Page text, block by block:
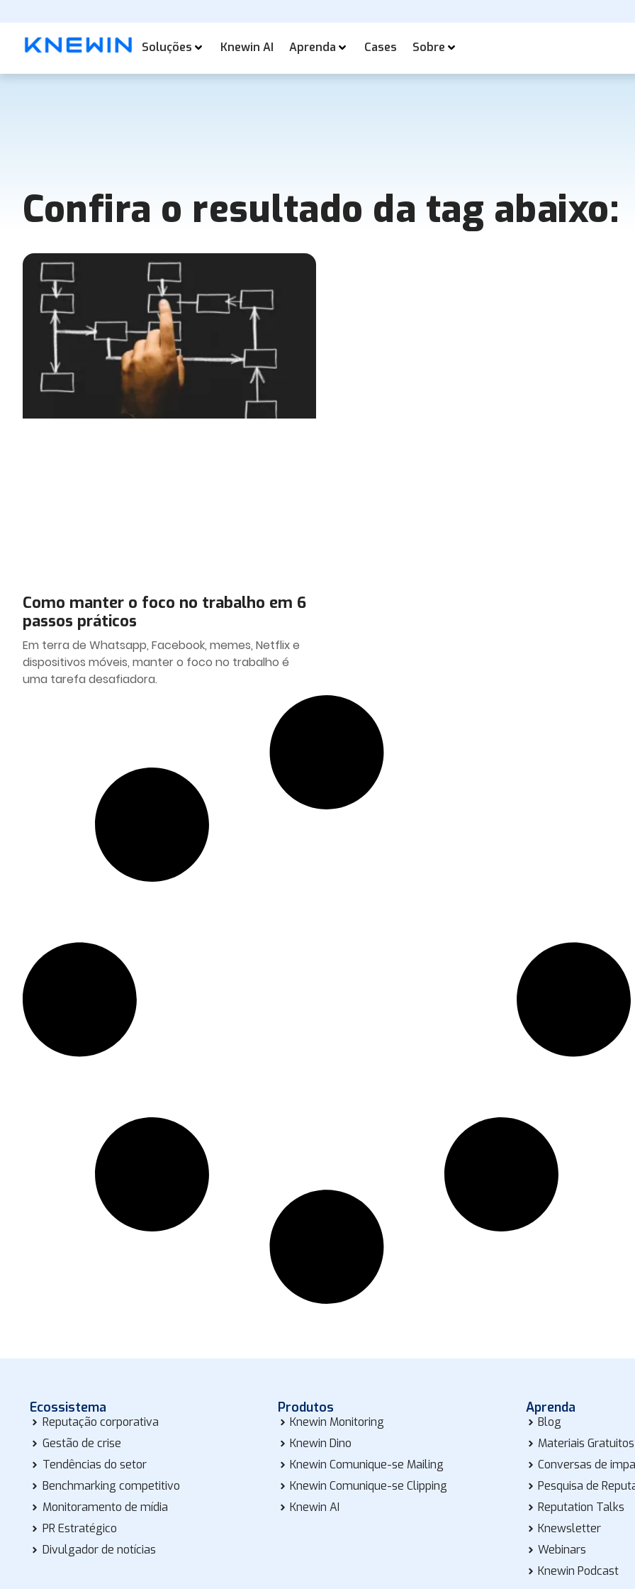
Soluções Knewin AI Aprenda Cases Sobre
Confira o resultado da tag abaixo:
Como manter o foco no trabalho em 6
passos práticos
Em terra de Whatsapp, Facebook, memes, Netflix e
dispositivos móveis, manter o foco no trabalho é
uma tarefa desafiadora.
Ecossistema
Reputação corporativa
Gestão de crise
Tendências do setor
Benchmarking competitivo
Monitoramento de mídia
PR Estratégico
Divulgador de notícias
Produtos
Knewin Monitoring
Knewin Dino
Knewin Comunique-se Mailing
Knewin Comunique-se Clipping
Knewin AI
Aprenda
Blog
Materiais Gratuitos
Conversas de
Pesquisa de
Reputation Talks
Knewsletter
Webinars
Knewin Podcast